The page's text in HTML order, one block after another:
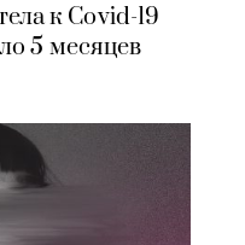
к Covid-19
5 месяцев